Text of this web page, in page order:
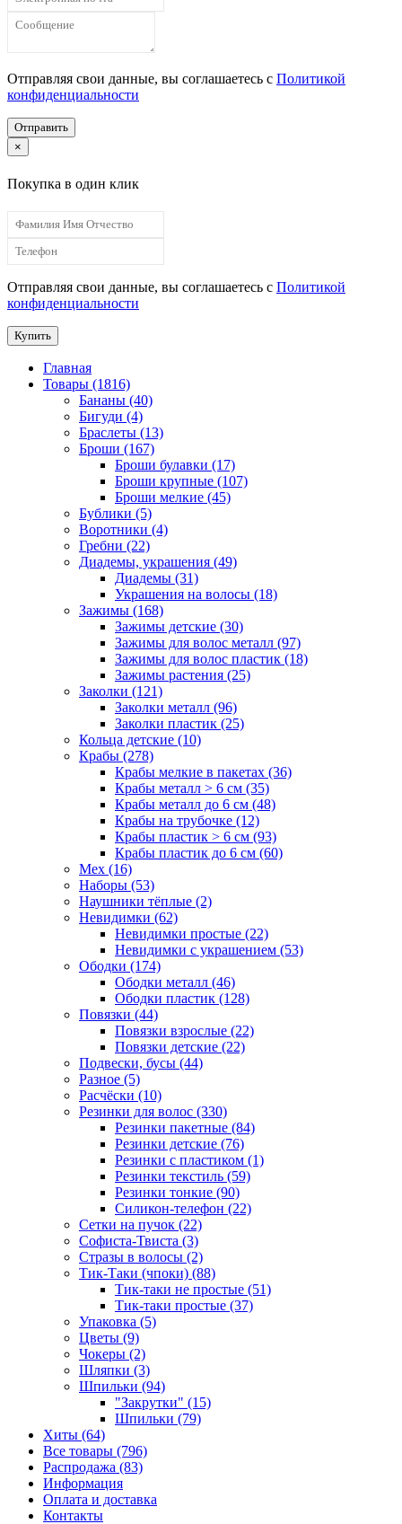
Отправляя свои данные, вы соглашаетесь с Политикой
конфиденциальности
Отправить
×
Покупка в один клик
Отправляя свои данные, вы соглашаетесь с Политикой
конфиденциальности
Купить
Главная
Товары (1816)
Бананы (40)
Бигуди (4)
Браслеты (13)
Броши (167)
Броши булавки (17)
Броши крупные (107)
Броши мелкие (45)
Бублики (5)
Воротники (4)
Гребни (22)
Диадемы, украшения (49)
Диадемы (31)
Украшения на волосы (18)
Зажимы (168)
Зажимы детские (30)
Зажимы для волос металл (97)
Зажимы для волос пластик (18)
Зажимы растения (25)
Заколки (121)
Заколки металл (96)
Заколки пластик (25)
Кольца детские (10)
Крабы (278)
Крабы мелкие в пакетах (36)
Крабы металл > 6 см (35)
Крабы металл до 6 см (48)
Крабы на трубочке (12)
Крабы пластик > 6 см (93)
Крабы пластик до 6 см (60)
Мех (16)
Наборы (53)
Наушники тёплые (2)
Невидимки (62)
Невидимки простые (22)
Невидимки с украшением (53)
Ободки (174)
Ободки металл (46)
Ободки пластик (128)
Повязки (44)
Повязки взрослые (22)
Повязки детские (22)
Подвески, бусы (44)
Разное (5)
Расчёски (10)
Резинки для волос (330)
Резинки пакетные (84)
Резинки детские (76)
Резинки с пластиком (1)
Резинки текстиль (59)
Резинки тонкие (90)
Силикон-телефон (22)
Сетки на пучок (22)
Софиста-Твиста (3)
Стразы в волосы (2)
Тик-Таки (чпоки) (88)
Тик-таки не простые (51)
Тик-таки простые (37)
Упаковка (5)
Цветы (9)
Чокеры (2)
Шляпки (3)
Шпильки (94)
"Закрутки" (15)
Шпильки (79)
Хиты (64)
Все товары (796)
Распродажа (83)
Информация
Оплата и доставка
Контакты